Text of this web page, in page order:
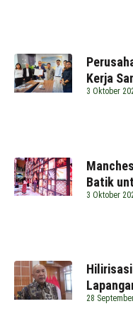
Kerja
3 Oktober
Batik
3 Oktober
28